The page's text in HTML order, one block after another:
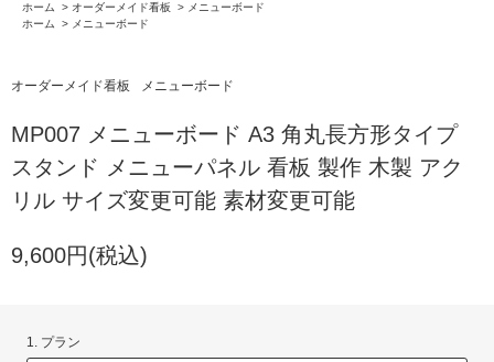
ホーム > オーダーメイド看板 > メニューボード
ホーム
> メニューボード
オーダーメイド看板 メニューボード
MP007 メニューボード A3 角丸長方形タイプ
スタンド メニューパネル 看板 製作 木製 アク
リル サイズ変更可能 素材変更可能
9,600円(税込)
1. プラン